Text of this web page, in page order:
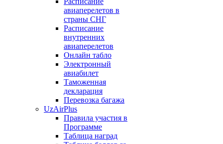
авиаперелетов в
страны СНГ
Расписание
внутренних
авиаперелетов
Онлайн табло
Электронный
авиабилет
Таможенная
декларация
Перевозка багажа
UzAirPlus
Правила участия в
Программе
Таблица наград